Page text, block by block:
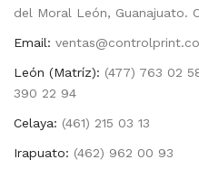
del Moral León, Guanajuato.
Email:
León (Matríz): (477) 763 02
390 22 94
Celaya: (461) 215 03 13
Irapuato: (462) 962 00 93